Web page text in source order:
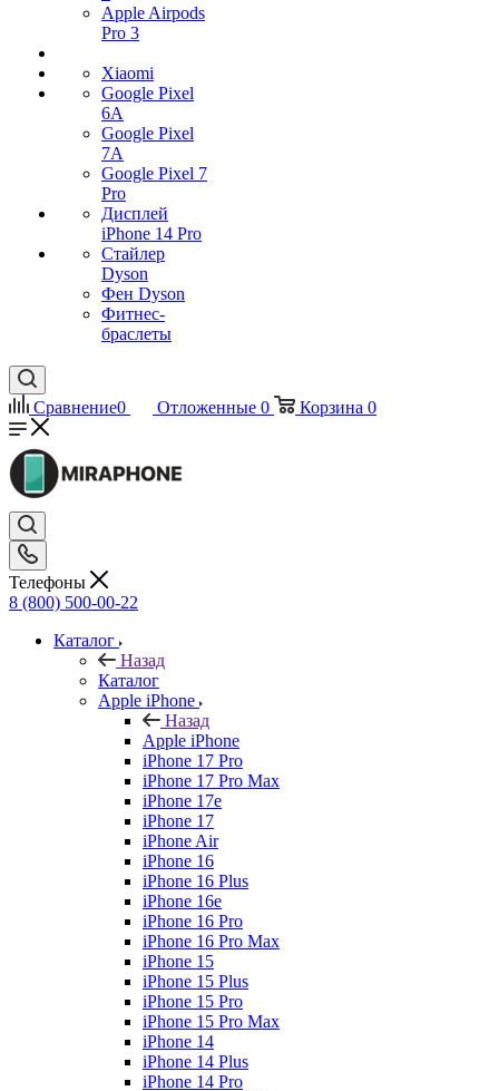
Apple Airpods
Pro 3
Xiaomi
Google Pixel
6A
Google Pixel
7А
Google Pixel 7
Pro
Дисплей
iPhone 14 Pro
Стайлер
Dyson
Фен Dyson
Фитнес-
браслеты
Сравнение0 Отложенные 0 Корзина 0
Телефоны
8 (800) 500-00-22
Каталог
Назад
Каталог
Apple iPhone
Назад
Apple iPhone
iPhone 17 Pro
iPhone 17 Pro Max
iPhone 17e
iPhone 17
iPhone Air
iPhone 16
iPhone 16 Plus
iPhone 16e
iPhone 16 Pro
iPhone 16 Pro Max
iPhone 15
iPhone 15 Plus
iPhone 15 Pro
iPhone 15 Pro Max
iPhone 14
iPhone 14 Plus
iPhone 14 Pro